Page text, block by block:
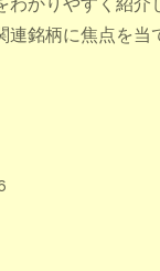
かりやすく紹
銘柄に焦点を